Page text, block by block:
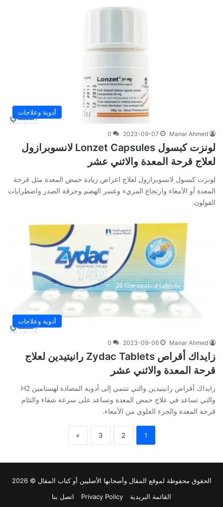
أدوية وعلاجات
Manar Ahmed
2023-09-07
0
لونزت كبسول Lonzet Capsules لانسوبرازول
لعلاج قرحة المعدة والاثني عشر
لونزت كبسول لانسوبرازول لعلاج اعراض زيادة حمض المعدة مثل قرحة
المعدة أو الأمعاء وارتجاع المريء وعسر الهضم وحرقة الصدر واضطرابات
القولون.
أدوية وعلاجات
Manar Ahmed
2023-09-06
0
زايداك أقراص Zydac Tablets رانيتيدين لعلاج
قرحة المعدة والاثني عشر
زايداك أقراص رانيتيدين والتي تنتمي إلى أدوية المضادة لهستامين H2
والتي تساعد في علاج حمض المعدة وتساعد على سرعة شفاء والتئام
قرحة المعدة والجزء العلوي من الأمعاء.
1
2
3
»
الحقوق محفوظة لموقع المقال وأصحابها الأصليين أو كتاب المقال © 2026
القائمة البريدية
Privacy Policy اتصل بنا